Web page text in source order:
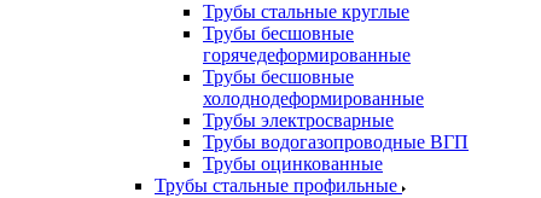
Трубы стальные круглые
Трубы бесшовные
горячедеформированные
Трубы бесшовные
холоднодеформированные
Трубы электросварные
Трубы водогазопроводные ВГП
Трубы оцинкованные
Трубы стальные профильные